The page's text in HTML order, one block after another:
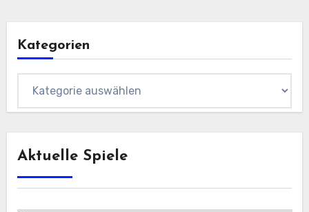
Kategorien
Aktuelle Spiele